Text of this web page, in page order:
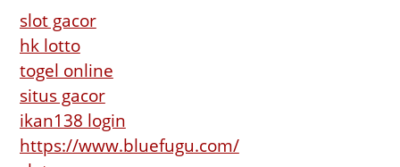
slot gacor
hk lotto
togel online
situs gacor
ikan138 login
https://www.bluefugu.com/